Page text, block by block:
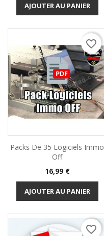
AJOUTER AU PANIER
Packs De 35 Logiciels Immo
Off
Prix
16,99 €
AJOUTER AU PANIER
favorite_border
favorite_border